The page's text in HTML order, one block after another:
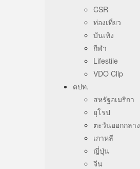
CSR
ท่องเที่ยว
บันเทิง
กีฬา
Lifestile
VDO Clip
ตปท.
สหรัฐอเมริกา
ยุโรป
ตะวันออกกลาง
เกาหลี
ญี่ปุ่น
จีน